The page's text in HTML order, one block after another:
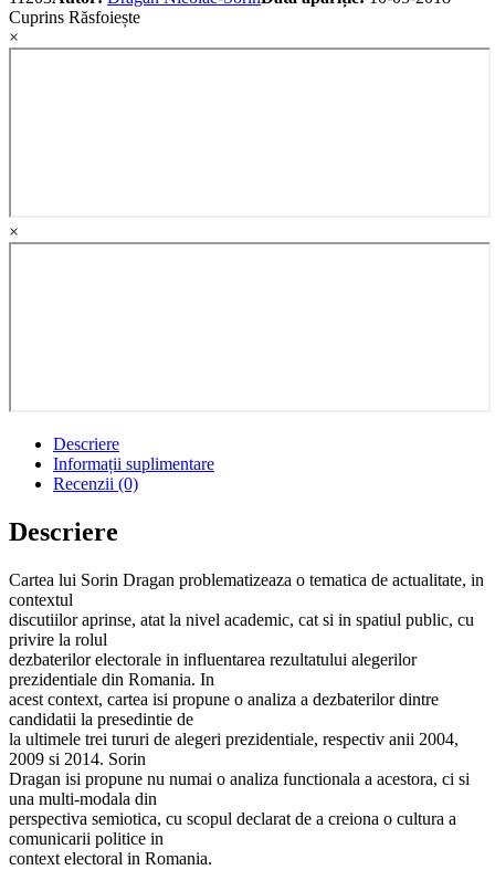
Cuprins Răsfoiește
×
×
Descriere
Informații suplimentare
Recenzii (0)
Descriere
Cartea lui Sorin Dragan problematizeaza o tematica de actualitate, in
contextul
discutiilor aprinse, atat la nivel academic, cat si in spatiul public, cu
privire la rolul
dezbaterilor electorale in influentarea rezultatului alegerilor
prezidentiale din Romania. In
acest context, cartea isi propune o analiza a dezbaterilor dintre
candidatii la presedintie de
la ultimele trei tururi de alegeri prezidentiale, respectiv anii 2004,
2009 si 2014. Sorin
Dragan isi propune nu numai o analiza functionala a acestora, ci si
una multi-modala din
perspectiva semiotica, cu scopul declarat de a creiona o cultura a
comunicarii politice in
context electoral in Romania.